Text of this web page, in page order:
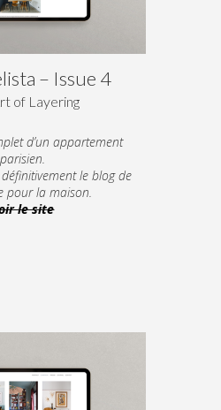
– Issue 4
of Layering
d’un appartement
parisien.
le blog de
pour la maison.
le site